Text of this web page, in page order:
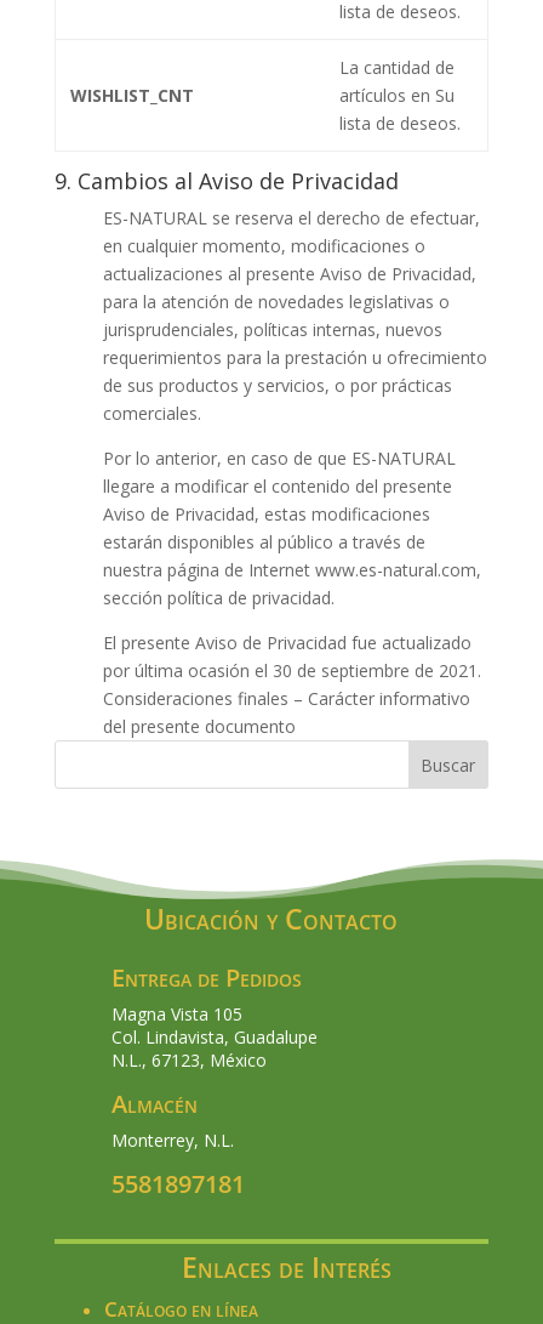
lista de deseos.
WISHLIST_CNT
La cantidad de
artículos en Su
lista de deseos.
9. Cambios al Aviso de Privacidad
ES-NATURAL se reserva el derecho de efectuar,
en cualquier momento, modificaciones o
actualizaciones al presente Aviso de Privacidad,
para la atención de novedades legislativas o
jurisprudenciales, políticas internas, nuevos
requerimientos para la prestación u ofrecimiento
de sus productos y servicios, o por prácticas
comerciales.
Por lo anterior, en caso de que ES-NATURAL
llegare a modificar el contenido del presente
Aviso de Privacidad, estas modificaciones
estarán disponibles al público a través de
nuestra página de Internet www.es-natural.com,
sección política de privacidad.
El presente Aviso de Privacidad fue actualizado
por última ocasión el 30 de septiembre de 2021.
Consideraciones finales – Carácter informativo
del presente documento
Buscar
Ubicación y Contacto
Entrega de Pedidos
Magna Vista 105
Col. Lindavista, Guadalupe
N.L., 67123, México
Almacén
Monterrey, N.L.
5581897181
Enlaces de Interés
Catálogo en línea